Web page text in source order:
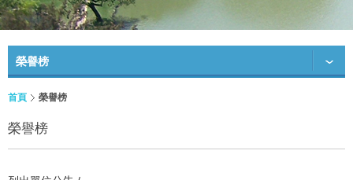
榮譽榜
首頁 榮譽榜
榮譽榜